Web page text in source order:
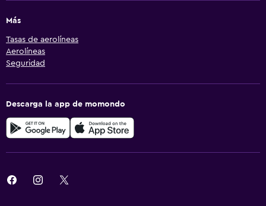
Más
Tasas de aerolíneas
Aerolíneas
Seguridad
Descarga la app de momondo